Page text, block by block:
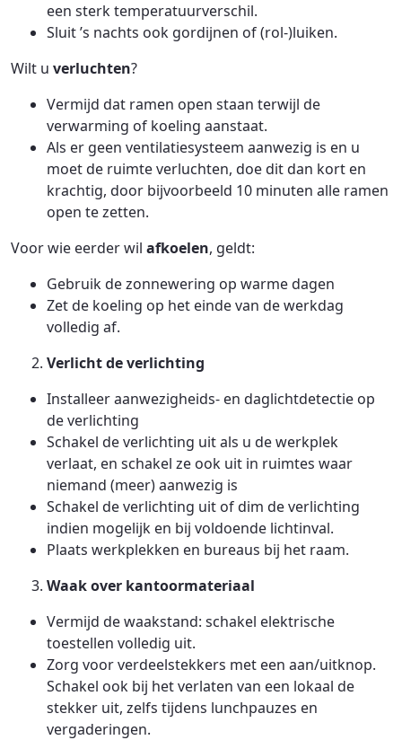
een sterk temperatuurverschil.
Sluit ’s nachts ook gordijnen of (rol-)luiken.
Wilt u verluchten?
Vermijd dat ramen open staan terwijl de
verwarming of koeling aanstaat.
Als er geen ventilatiesysteem aanwezig is en u
moet de ruimte verluchten, doe dit dan kort en
krachtig, door bijvoorbeeld 10 minuten alle ramen
open te zetten.
Voor wie eerder wil afkoelen, geldt:
Gebruik de zonnewering op warme dagen
Zet de koeling op het einde van de werkdag
volledig af.
Verlicht de verlichting
Installeer aanwezigheids- en daglichtdetectie op
de verlichting
Schakel de verlichting uit als u de werkplek
verlaat, en schakel ze ook uit in ruimtes waar
niemand (meer) aanwezig is
Schakel de verlichting uit of dim de verlichting
indien mogelijk en bij voldoende lichtinval.
Plaats werkplekken en bureaus bij het raam.
Waak over kantoormateriaal
Vermijd de waakstand: schakel elektrische
toestellen volledig uit.
Zorg voor verdeelstekkers met een aan/uitknop.
Schakel ook bij het verlaten van een lokaal de
stekker uit, zelfs tijdens lunchpauzes en
vergaderingen.